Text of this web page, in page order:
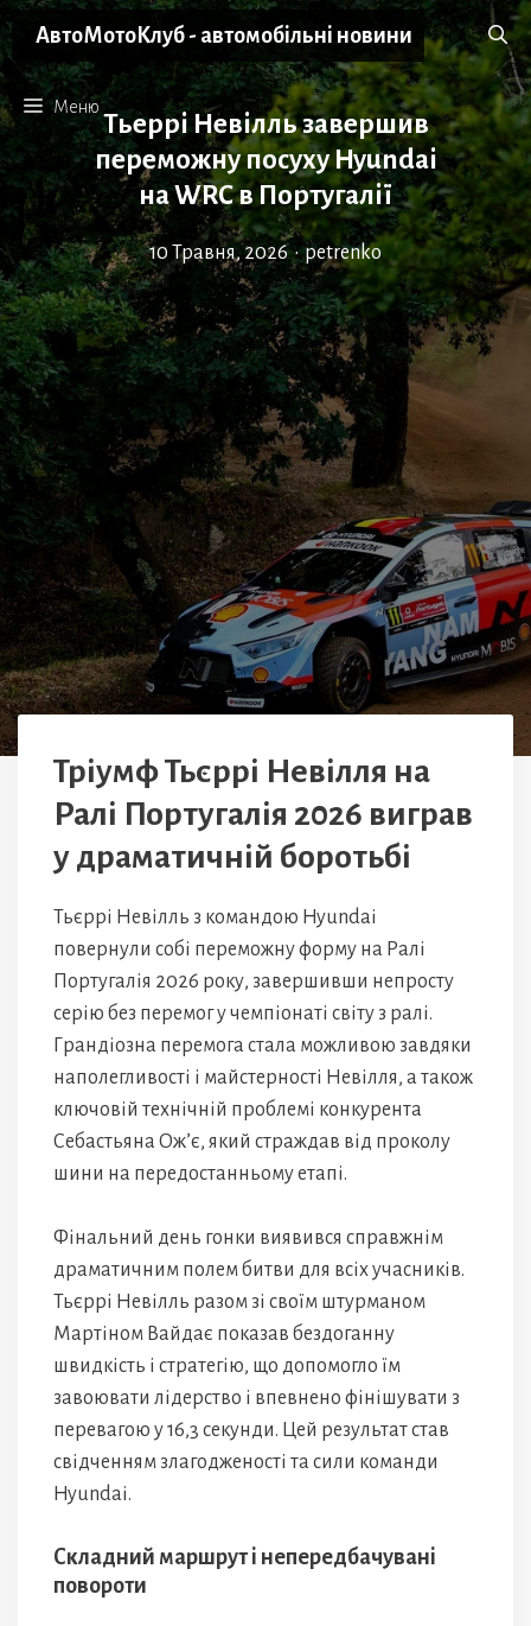
Перейти
до
вмісту
АвтоМотоКлуб - автомобільні новини
Меню
Тьеррі Невілль завершив
переможну посуху Hyundai
на WRC в Португалії
10 Травня, 2026 • petrenko
Тріумф Тьєррі Невілля на
Ралі Португалія 2026 виграв
у драматичній боротьбі
Тьєррі Невілль з командою Hyundai
повернули собі переможну форму на Ралі
Португалія 2026 року, завершивши непросту
серію без перемог у чемпіонаті світу з ралі.
Грандіозна перемога стала можливою завдяки
наполегливості і майстерності Невілля, а також
ключовій технічній проблемі конкурента
Себастьяна Ож’є, який страждав від проколу
шини на передостанньому етапі.
Фінальний день гонки виявився справжнім
драматичним полем битви для всіх учасників.
Тьєррі Невілль разом зі своїм штурманом
Мартіном Вайдає показав бездоганну
швидкість і стратегію, що допомогло їм
завоювати лідерство і впевнено фінішувати з
перевагою у 16,3 секунди. Цей результат став
свідченням злагодженості та сили команди
Hyundai.
Складний маршрут і непередбачувані
повороти